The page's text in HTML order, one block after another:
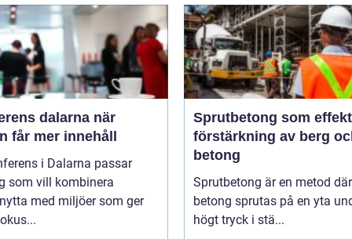
dalarna när
får mer innehåll
i Dalarna passar
som vill kombinera
med miljöer som ger
Sprutbetong som
förstärkning av berg
betong
Sprutbetong är en metod där
betong sprutas på en yta
högt tryck i stä...